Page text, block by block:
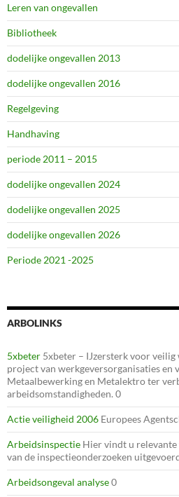
Leren van ongevallen
Bibliotheek
dodelijke ongevallen 2013
dodelijke ongevallen 2016
Regelgeving
Handhaving
periode 2011 – 2015
dodelijke ongevallen 2024
dodelijke ongevallen 2025
dodelijke ongevallen 2026
Periode 2021 -2025
ARBOLINKS
5xbeter 5xbeter – IJzersterk voor veilig
project van werkgeversorganisaties en
Metaalbewerking en Metalektro ter
arbeidsomstandigheden. 0
Actie veiligheid 2006 Europees
Arbeidsinspectie Hier vindt u relevante
van de inspectieonderzoeken
Arbeidsongeval analyse0